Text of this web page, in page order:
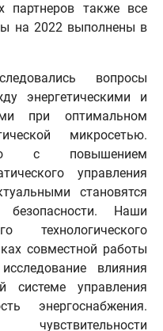
партнеров также все
на 2022 выполнены в
вопросы
энергетическими и
при оптимальном
микросетью.
с повышением
управления
становятся
безопасности. Наши
технологического
совместной работы
влияния
системе управления
энергоснабжения.